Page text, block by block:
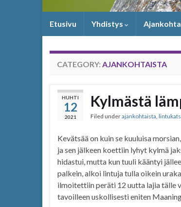
Etusivu Yhdistys
CATEGORY: AJANKOHTAISTA
HUHTI
12
2021
Kylmästä
Filed underajankohtaista,
Kevätsää on kuin se kuuluisa
ja sen jälkeen koettiin lyhyt kylmä
hidastui, mutta kun tuuli kääntyi
palkein, alkoi lintuja tulla oikein
ilmoitettiin peräti 12 uutta lajia tälle
tavoilleen uskollisesti eniten